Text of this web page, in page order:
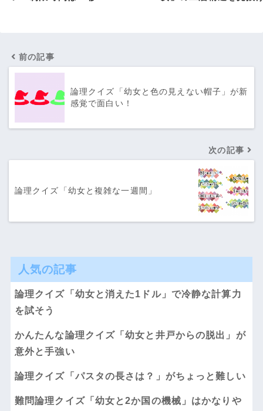
前の記事
論理クイズ「幼女と色の見えない帽子」が新
感覚で面白い！
次の記事
論理クイズ「幼女と複雑な一週間」
人気の記事
論理クイズ「幼女と消えた1ドル」で冷静な計算力
を試そう
かんたんな論理クイズ「幼女と井戸からの脱出」が
意外と手強い
論理クイズ「パスタの長さは？」がちょっと難しい
難問論理クイズ「幼女と2か国の機械」はかなりや